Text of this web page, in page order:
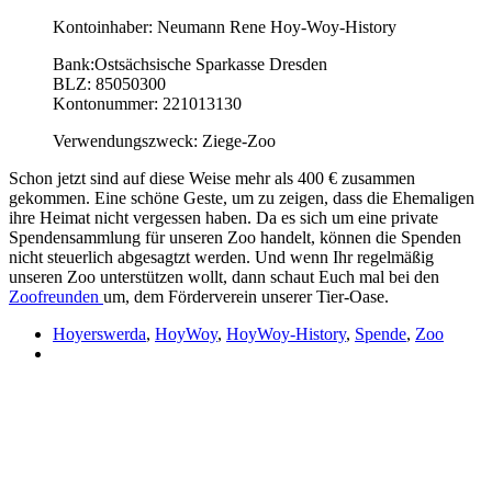
Kontoinhaber: Neumann Rene Hoy-Woy-History
Bank:Ostsächsische Sparkasse Dresden
BLZ: 85050300
Kontonummer: 221013130
Verwendungszweck: Ziege-Zoo
Schon jetzt sind auf diese Weise mehr als 400 € zusammen
gekommen. Eine schöne Geste, um zu zeigen, dass die Ehemaligen
ihre Heimat nicht vergessen haben. Da es sich um eine private
Spendensammlung für unseren Zoo handelt, können die Spenden
nicht steuerlich abgesagtzt werden. Und wenn Ihr regelmäßig
unseren Zoo unterstützen wollt, dann schaut Euch mal bei den
Zoofreunden um, dem Förderverein unserer Tier-Oase.
Hoyerswerda, HoyWoy, HoyWoy-History, Spende, Zoo